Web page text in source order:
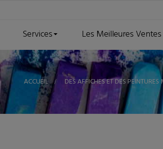
Services Les Meilleures Ventes
ACCUEIL > DES AFFICHES ET DES PEINTURES